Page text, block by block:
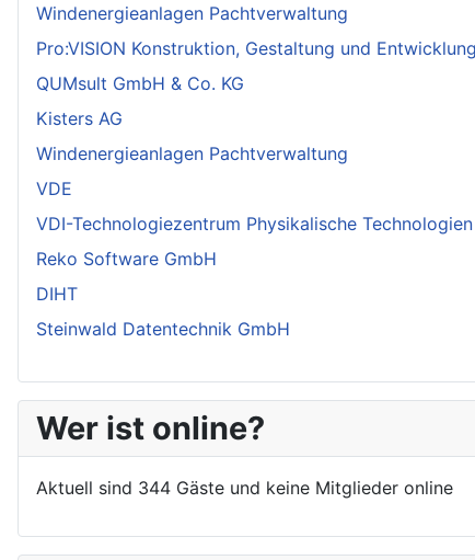
Windenergieanlagen Pachtverwaltung
Pro:VISION Konstruktion, Gestaltung und
QUMsult GmbH & Co. KG
Kisters AG
Windenergieanlagen Pachtverwaltung
VDE
VDI-Technologiezentrum Physikalische Technologien
Reko Software GmbH
DIHT
Steinwald Datentechnik GmbH
Wer ist online?
Aktuell sind 344 Gäste und keine Mitglieder online